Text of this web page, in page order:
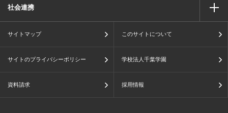
社会連携
サイトマップ このサイトについて
サイトのプライバシーポリシー 学校法人千葉学園
資料請求 採用情報